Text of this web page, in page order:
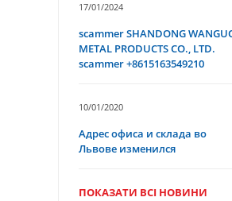
17/01/2024
scammer SHANDONG
METAL PRODUCTS CO., LTD.
scammer +8615163549210
10/01/2020
Адрес офиса и склада во
Львове изменился
ПОКАЗАТИ ВСІ НОВИНИ